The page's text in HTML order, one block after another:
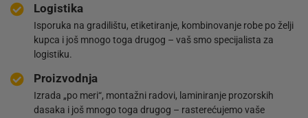
Logistika
Isporuka na gradilištu, etiketiranje, kombinovanje robe po želji
kupca i još mnogo toga drugog – vaš smo specijalista za
logistiku.
Proizvodnja
Izrada „po meri“, montažni radovi, laminiranje prozorskih
dasaka i još mnogo toga drugog – rasterećujemo vaše